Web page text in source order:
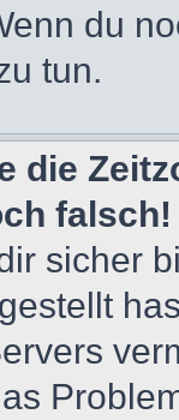
du
tun.
die
falsch!
sicher